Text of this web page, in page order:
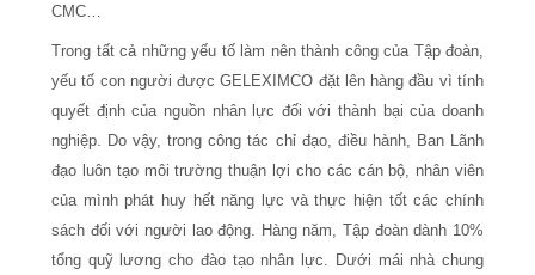
CMC…
Trong tất cả những yếu tố làm nên thành công của Tập đoàn,
yếu tố con người được GELEXIMCO đặt lên hàng đầu vì tính
quyết định của nguồn nhân lực đối với thành bại của doanh
nghiệp. Do vậy, trong công tác chỉ đạo, điều hành, Ban Lãnh
đạo luôn tạo môi trường thuận lợi cho các cán bộ, nhân viên
của mình phát huy hết năng lực và thực hiện tốt các chính
sách đối với người lao động. Hàng năm, Tập đoàn dành 10%
tổng quỹ lương cho đào tạo nhân lực. Dưới mái nhà chung